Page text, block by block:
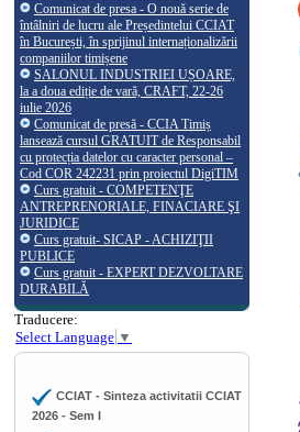
Comunicat de presa - O nouă serie de
întâlniri de lucru ale Președintelui CCIAT
în București, în sprijinul internaționalizării
companiilor timișene
SALONUL INDUSTRIEI UȘOARE,
la a doua ediție de vară, CRAFT, 22-26
iulie 2026
Comunicat de presă - CCIA Timiș
lansează cursul GRATUIT de Responsabil
cu protecția datelor cu caracter personal –
Cod COR 242231 prin proiectul DigiTIM
Curs gratuit - COMPETENŢE
ANTREPRENORIALE, FINACIARE ŞI
JURIDICE
Curs gratuit- SICAP - ACHIZIŢII
PUBLICE
Curs gratuit - EXPERT DEZVOLTARE
DURABILĂ
Traducere:
Select Language ▼
CCIAT - Sinteza activitatii CCIAT
2026 - Sem I